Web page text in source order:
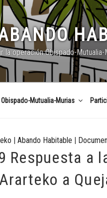
la operación Obispado-Mutualia-
Mutualia-Murias
| Abando Habitable |
Respuesta a
a